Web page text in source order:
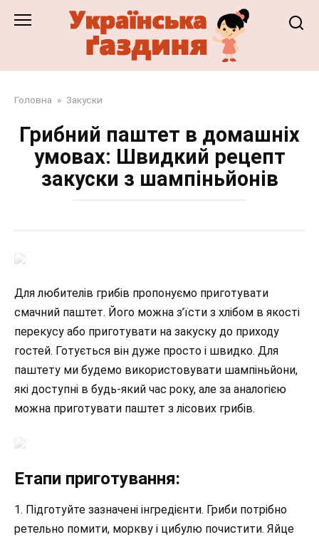
Головна » Закуски
Грибний паштет в домашніх
умовах: Швидкий рецепт
закуски з шампіньйонів
Для любителів грибів пропонуємо приготувати
смачний паштет. Його можна з’їсти з хлібом в якості
перекусу або приготувати на закуску до приходу
гостей. Готується він дуже просто і швидко. Для
паштету ми будемо використовувати шампіньйони,
які доступні в будь-який час року, але за аналогією
можна приготувати паштет з лісових грибів.
Етапи приготування:
1. Підготуйте зазначені інгредієнти. Гриби потрібно
ретельно помити, моркву і цибулю почистити. Яйце